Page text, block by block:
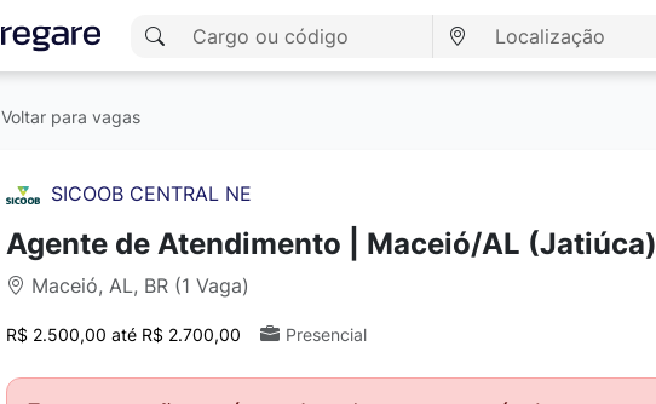
Voltar para vagas
SICOOB CENTRAL NE
Agente de Atendimento | Maceió/AL (Jatiúca)
Maceió, AL, BR (1 Vaga)
R$ 2.500,00 até R$ 2.700,00 Presencial